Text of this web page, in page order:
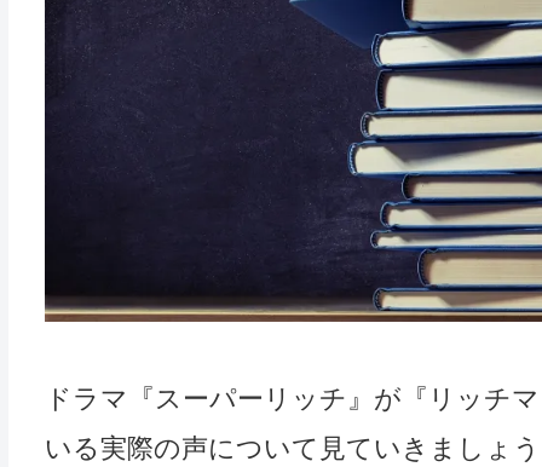
ドラマ『スーパーリッチ』が『リッチ
いる実際の声について見ていきましょ